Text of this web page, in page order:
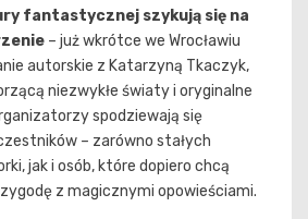
fantastycznej szykują się na
– już wkrótce we Wrocławiu
autorskie z Katarzyną Tkaczyk,
niezwykłe światy i oryginalne
spodziewają się
– zarówno stałych
jak i osób, które dopiero chcą
z magicznymi opowieściami.